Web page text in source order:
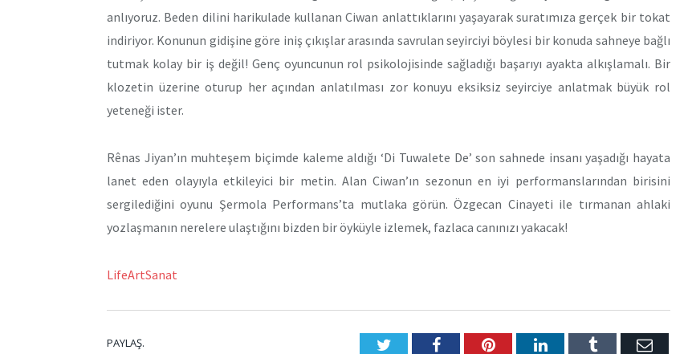
anlıyoruz. Beden dilini harikulade kullanan Ciwan anlattıklarını yaşayarak suratımıza gerçek bir tokat
indiriyor. Konunun gidişine göre iniş çıkışlar arasında savrulan seyirciyi böylesi bir konuda sahneye bağlı
tutmak kolay bir iş değil! Genç oyuncunun rol psikolojisinde sağladığı başarıyı ayakta alkışlamalı. Bir
klozetin üzerine oturup her açından anlatılması zor konuyu eksiksiz seyirciye anlatmak büyük rol
yeteneği ister.
Rênas Jiyan’ın muhteşem biçimde kaleme aldığı ‘Di Tuwalete De’ son sahnede insanı yaşadığı hayata
lanet eden olayıyla etkileyici bir metin. Alan Ciwan’ın sezonun en iyi performanslarından birisini
sergilediğini oyunu Şermola Performans’ta mutlaka görün. Özgecan Cinayeti ile tırmanan ahlaki
yozlaşmanın nerelere ulaştığını bizden bir öyküyle izlemek, fazlaca canınızı yakacak!
LifeArtSanat
PAYLAŞ. TwitterFacebookPinterestLinkedInTumblr E-